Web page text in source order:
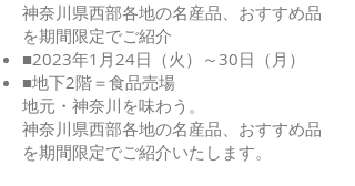
神奈川県西部各地の名産品、おすすめ品
を期間限定でご紹介
■2023年1月24日（火）～30日（月）
■地下2階＝食品売場
地元・神奈川を味わう。
神奈川県西部各地の名産品、おすすめ品
を期間限定でご紹介いたします。